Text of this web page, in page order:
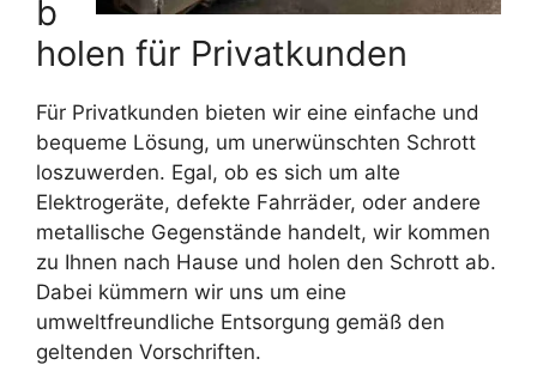
b
holen für Privatkunden
Für Privatkunden bieten wir eine einfache und
bequeme Lösung, um unerwünschten Schrott
loszuwerden. Egal, ob es sich um alte
Elektrogeräte, defekte Fahrräder, oder andere
metallische Gegenstände handelt, wir kommen
zu Ihnen nach Hause und holen den Schrott ab.
Dabei kümmern wir uns um eine
umweltfreundliche Entsorgung gemäß den
geltenden Vorschriften.